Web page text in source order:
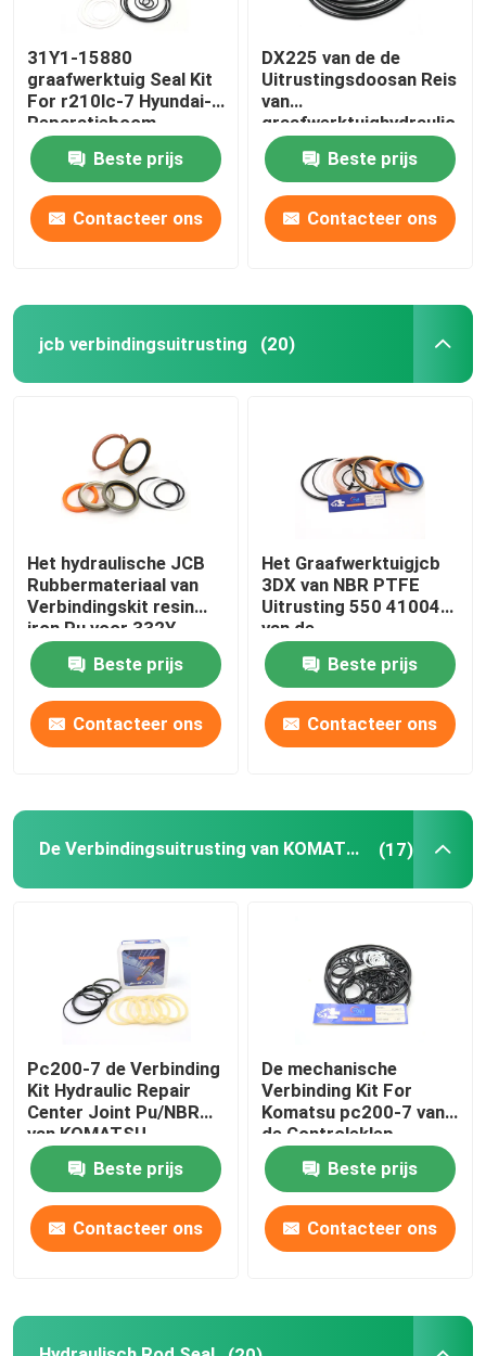
Huis
Producten
Video's
Ongeveer ons
Fabrieksreis
Kwaliteitscontrole
Contacteer ons
Nieuws
De hydraulische uitrusting van de brekerverbinding
jcb verbindingsuitrusting
De Verbindingsuitrusting van KOMATSU
Hydraulisch Rod Seal
Hydraulische Olieverbinding
31Y1-15880
graafwerktuig Seal Kit
For r210lc-7 Hyundai-
Reparatieboom
Beste prijs
Contacteer ons
DX225 van de de
Uitrustingsdoosan Reis
van
graafwerktuighydraulic
pump seal de
Uitrusting van de de
Motorverbinding
Beste prijs
Contacteer ons
jcb verbindingsuitrusting (20)
Het hydraulische JCB
Rubbermateriaal van
Verbindingskit resin
iron Pu voor 332Y-
5599
Beste prijs
Contacteer ons
Het Graafwerktuigjcb
3DX van NBR PTFE
Uitrusting 550 41004
van de
Stabilisatorverbinding
Beste prijs
Contacteer ons
De Verbindingsuitrusting van KOMATSU (17)
Pc200-7 de Verbinding
Kit Hydraulic Repair
Center Joint Pu/NBR
van KOMATSU
Beste prijs
Contacteer ons
De mechanische
Verbinding Kit For
Komatsu pc200-7 van
de Controleklep
Graafwerktuig
Beste prijs
Contacteer ons